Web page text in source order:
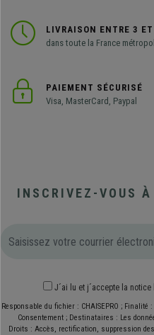
LIVRAISON ENTRE 3
dans toute la France
PAIEMENT SÉCURISÉ
Visa, MasterCard, Paypal
INSCRIVEZ-VOUS À
J´ai lu et j´accepte la
Responsable du fichier : CHAISEPRO ;
Consentement ; Destinataires : Les
Droits : Accès, rectification, suppression